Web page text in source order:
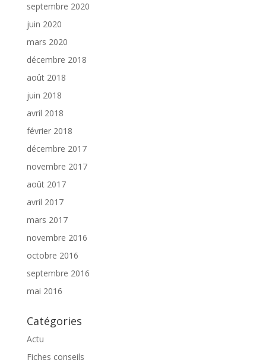
septembre 2020
juin 2020
mars 2020
décembre 2018
août 2018
juin 2018
avril 2018
février 2018
décembre 2017
novembre 2017
août 2017
avril 2017
mars 2017
novembre 2016
octobre 2016
septembre 2016
mai 2016
Catégories
Actu
Fiches conseils